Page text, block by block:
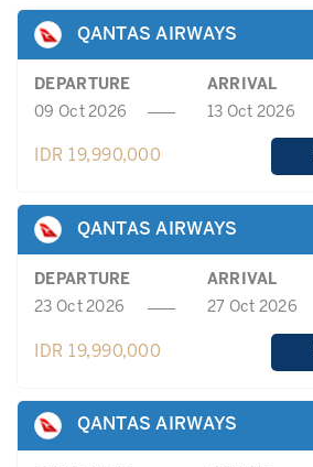
QANTAS AIRWAYS
DEPARTURE
ARRIVAL
09 Oct 2026
13 Oct 2026
IDR 19,990,000
QANTAS AIRWAYS
DEPARTURE
ARRIVAL
23 Oct 2026
27 Oct 2026
IDR 19,990,000
QANTAS AIRWAYS